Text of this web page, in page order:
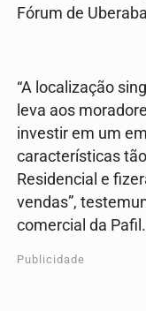
Fórum de
“A localização
leva aos
investir em um
características
Residencial e
vendas”,
comercial da Pafil.
Publicidade